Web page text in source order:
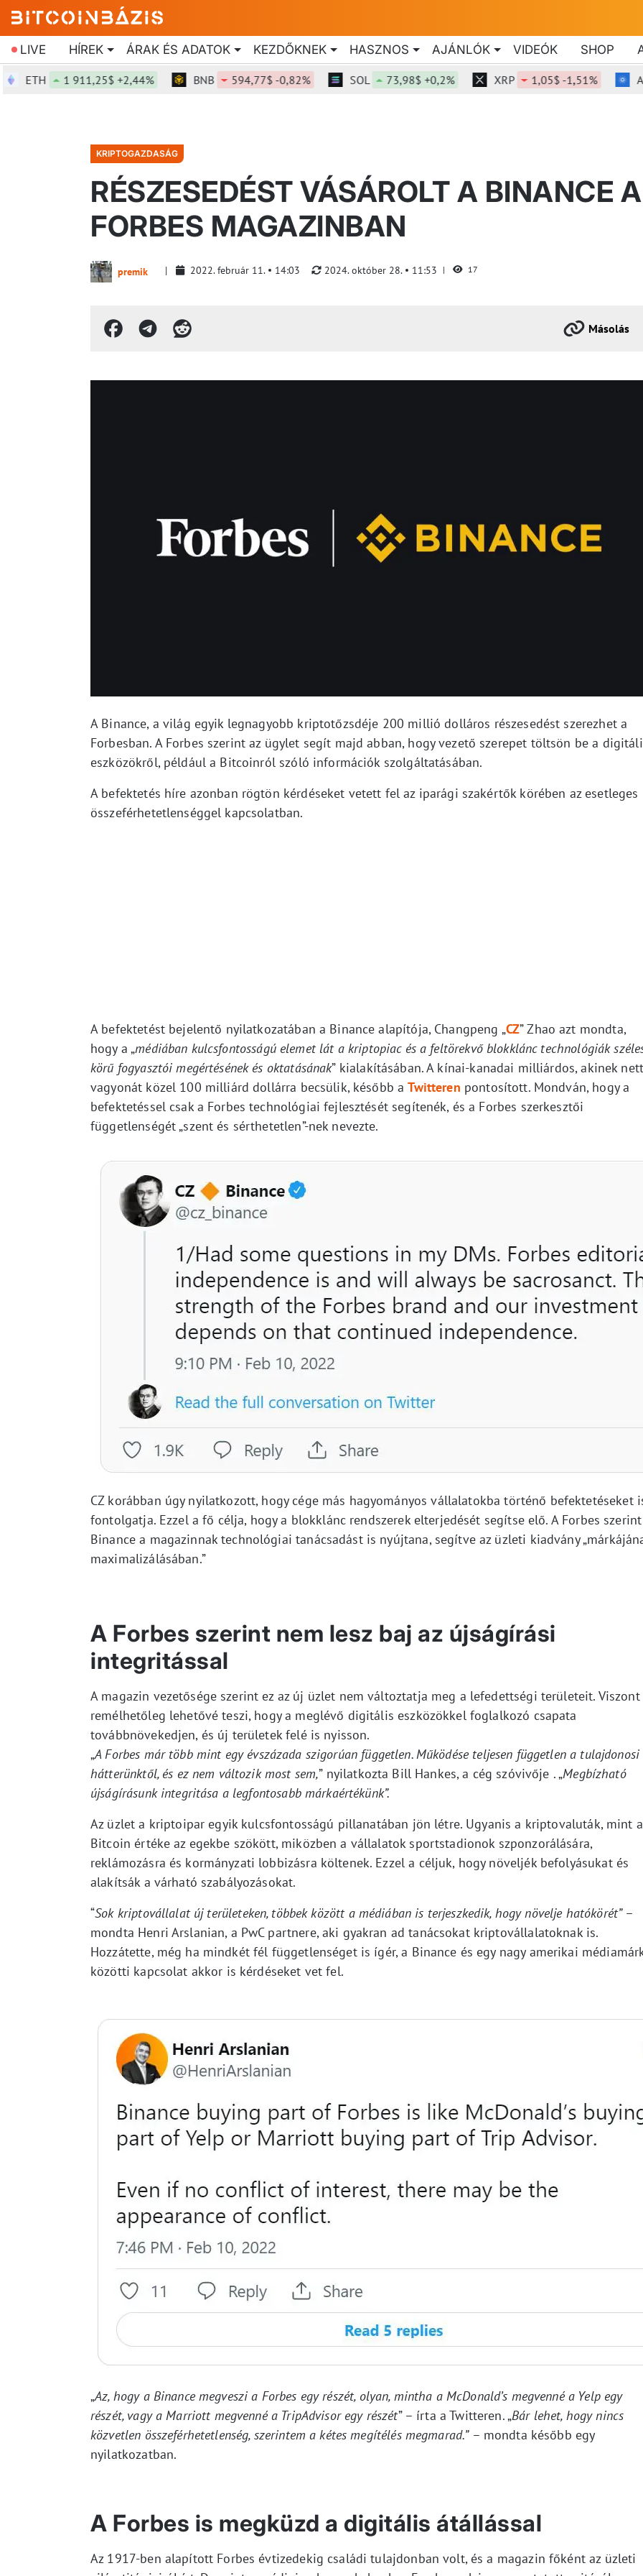
LIVE HÍREK ÁRAK ÉS ADATOK KEZDŐKNEK HASZNOS AJÁNLÓK VIDEÓK SHOP
ETH 1 911,25$ +2,44% BNB 594,77$ -0,82% SOL 73,98$ +0,2% XRP 1,05$ -1,51% ADA
KRIPTOGAZDASÁG
RÉSZESEDÉST VÁSÁROLT A BINANCE A
FORBES MAGAZINBAN
premik 2022. február 11. 14:03 2024. október 28. 11:53 17
Másolás
A Binance, a világ egyik legnagyobb kriptotőzsdéje 200 millió dolláros részesedést szerezhet a
Forbesban. A Forbes szerint az ügylet segít majd abban, hogy vezető szerepet töltsön be a
eszközökről, például a Bitcoinról szóló információk szolgáltatásában.
A befektetés híre azonban rögtön kérdéseket vetett fel az iparági szakértők körében az esetleges
összeférhetetlenséggel kapcsolatban.
A befektetést bejelentő nyilatkozatában a Binance alapítója, Changpeng „CZ” Zhao azt mondta,
hogy a „médiában kulcsfontosságú elemet lát a kriptopiac és a feltörekvő blokklánc technológiák
körű fogyasztói megértésének és oktatásának” kialakításában. A kínai-kanadai milliárdos, akinek
vagyonát közel 100 milliárd dollárra becsülik, később aTwitteren pontosított. Mondván, hogy a
befektetéssel csak a Forbes technológiai fejlesztését segítenék, és a Forbes szerkesztői
függetlenségét „szent és sérthetetlen”-nek nevezte.
CZ korábban úgy nyilatkozott, hogy cége más hagyományos vállalatokba történő befektetéseket
fontolgatja. Ezzel a fő célja, hogy a blokklánc rendszerek elterjedését segítse elő. A Forbes
Binance a magazinnak technológiai tanácsadást is nyújtana, segítve az üzleti kiadvány
maximalizálásában.”
A Forbes szerint nem lesz baj az újságírási
integritással
A magazin vezetősége szerint ez az új üzlet nem változtatja meg a lefedettségi területeit. Viszont
remélhetőleg lehetővé teszi, hogy a meglévő digitális eszközökkel foglalkozó csapata
továbbnövekedjen, és új területek felé is nyisson.
„A Forbes már több mint egy évszázada szigorúan független. Működése teljesen független a tulajdonosi
hátterünktől, és ez nem változik most sem,” nyilatkozta Bill Hankes, a cég szóvivője . „Megbízható
újságírásunk integritása a legfontosabb márkaértékünk”.
Az üzlet a kriptoipar egyik kulcsfontosságú pillanatában jön létre. Ugyanis a kriptovaluták, mint a
Bitcoin értéke az egekbe szökött, miközben a vállalatok sportstadionok szponzorálására,
reklámozásra és kormányzati lobbizásra költenek. Ezzel a céljuk, hogy növeljék befolyásukat és
alakítsák a várható szabályozásokat.
“Sok kriptovállalat új területeken, többek között a médiában is terjeszkedik, hogy növelje hatókörét”–
mondta Henri Arslanian, a PwC partnere, aki gyakran ad tanácsokat kriptovállalatoknak is.
Hozzátette, még ha mindkét fél függetlenséget is ígér, a Binance és egy nagy amerikai
közötti kapcsolat akkor is kérdéseket vet fel.
„Az, hogy a Binance megveszi a Forbes egy részét, olyan, mintha a McDonald’s megvenné a Yelp egy
részét, vagy a Marriott megvenné a TripAdvisor egy részét” – írta a Twitteren. „Bár lehet, hogy nincs
közvetlen összeférhetetlenség, szerintem a kétes megítélés megmarad.”– mondta később egy
nyilatkozatban.
A Forbes is megküzd a digitális átállással
Az 1917-ben alapított Forbes évtizedekig családi tulajdonban volt, és a magazin főként az üzleti